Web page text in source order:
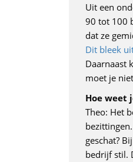
Uit een
90 tot 100
dat ze
Dit bleek
Daarnaast
moet je
Hoe weet
Theo: Het
geschat?
bedrijf stil.